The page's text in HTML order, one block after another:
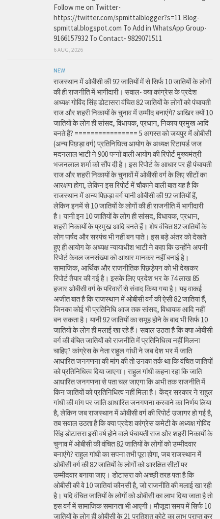
Follow me on Twitter-
https://twitter.com/spmittalblogger?s=11 Blog-
spmittal.blogspot.com To Add in WhatsApp Group-
9166157932 To Contact- 9829071511
6 AUG, 2026
NEW
राजस्थान में ओबीसी की 92 जातियों में से सिर्फ 10 जातियों के लोगों
की ही राजनीति में भागीदारी। सवाल- क्या कांग्रेस के प्रदेश
अध्यक्ष गोविंद सिंह डोटासरा वंचित 82 जातियों के लोगों को पंचायती
राज और शहरी निकायों के चुनाव में उम्मीद बनाएंगे? आखिर क्यों 10
जातियों के लोग ही सांसद, विधायक, प्रधान, निकाय प्रमुख आदि
बनते हैं? ================ 5 अगस्त को जयपुर में ओबीसी
(अन्य पिछड़ा वर्ग) प्रतिनिधित्व आयोग के अध्यक्ष रिटायर्ड जज
मदनलाल भाटी ने 900 पन्नों वाली आयोग की रिपोर्ट मुख्यमंत्री
भजनलाल शर्मा को सौंप दी है। इस रिपोर्ट के आधार पर ही पंचायती
राज और शहरी निकायों के चुनावों में ओबीसी वर्ग के लिए सीटों का
आरक्षण होगा, लेकिन इस रिपोर्ट में चौकाने वाली बात यह है कि
राजस्थान में अन्य पिछड़ा वर्ग यानी ओबीसी की 92 जातियों हैं,
लेकिन इनमें से 10 जातियों के लोगों की ही राजनीति में भागीदारी
है। यानी इन 10 जातियों के लोग ही सांसद, विधायक, प्रधान,
शहरी निकायों के प्रमुख आदि बनते हैं। शेष वंचित 82 जातियों के
लोग पार्षद और सरपंच भी नहीं बन पाते। इस बड़े अंतर को देखते
हुए ही आयोग के अध्यक्ष न्यायाधीश भाटी ने कहा कि उन्होंने अपनी
रिपोर्ट केवल जनसंख्या को आधार मानकर नहीं बनाई है।
सामाजिक, आर्थिक और राजनीतिक पिछड़ेपन को भी देखकर
रिपोर्ट तैयार की गई है। इसके लिए प्रदेश भर के 74 लाख 85
हजार ओबीसी वर्ग के परिवारों से संवाद किया गया है। यह वाकई
अजीत बात है कि राजस्थान में ओबीसी वर्ग की ऐसी 82 जातियां हैं,
जिनका कोई भी प्रतिनिधि आज तक सांसद, विधायक आदि नहीं
बन सकता है। यानी 92 जातियों का समूह होने के बाद भी सिर्फ 10
जातियों के लोग ही मलाई खा रहे हैं। सवाल उठता है कि क्या ओबीसी
वर्ग की वंचित जातियों को राजनीति में प्रतिनिधित्व नहीं मिलना
चाहिए? कांग्रेस के नेता राहुल गांधी ने जब देश भर में जाति
आधारित जनगणना की मांग की तो उनका तर्क था कि वंचित जातियों
को प्रतिनिधित्व दिया जाएगा। राहुल गांधी कहना रहा कि जाति
आधारित जनगणना से पता चल जाएगा कि अभी तक राजनीति में
किन जातियों को प्रतिनिधित्व नहीं मिला है। केंद्र सरकार ने राहुल
गांधी की मांग पर जाति आधारित जनगणना करवाने का निर्णय लिया
है, लेकिन जब राजस्थान में ओबीसी वर्ग की रिपोर्ट उजागर हो गई है,
तब सवाल उठता है कि क्या प्रदेश कांग्रेस कमेटी के अध्यक्ष गोविंद
सिंह डोटासरा इसी वर्ष होने वाले पंचायती राज और शहरी निकायों के
चुनाव में ओबीसी की वंचित 82 जातियों के लोगों को उम्मीदवार
बनाएंगे? राहुल गांधी का सपना तभी पूरा होगा, जब राजस्थान में
ओबीसी वर्ग की 82 जातियों के लोगों को आरक्षित सीटों पर
उम्मीदवार बनाया जाए। डोटासरा को अच्छी तरह पता है कि
ओबीसी की वे 10 जातियां कौनसी है, जो राजनीति की मलाई खा रही
है। यदि वंचित जातियों के लोगों को ओबीसी का लाभ दिया जाता है तो
इस वर्ग में सामाजिक समानता भी आएगी। मौजूदा समय में सिर्फ 10
जातियों के लोग ही ओबीसी के 21 प्रतिशत कोटे का लाभ प्राप्त कर